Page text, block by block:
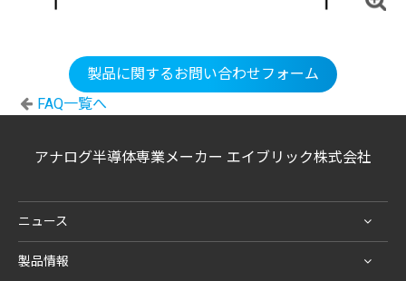
製品に関するお問い合わせフォーム
FAQ一覧へ
アナログ半導体専業メーカー エイブリック株式会社
ニュース
製品情報